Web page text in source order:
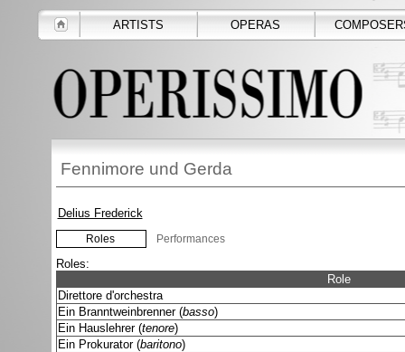
ARTISTS OPERAS
Fennimore und Gerda
Delius Frederick
Roles Performances
Roles:
Role
Direttore d'orchestra
Ein Branntweinbrenner (basso)
Ein Hauslehrer (tenore)
Ein Prokurator (baritono)